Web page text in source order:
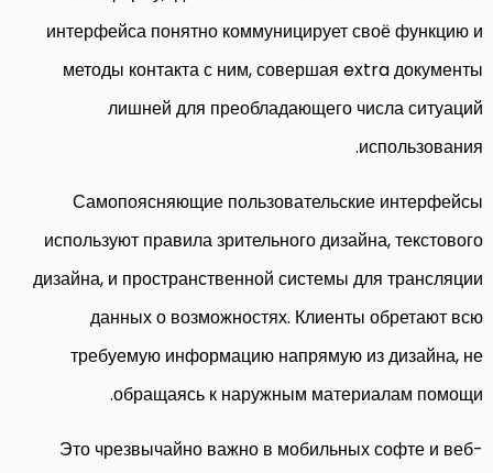
интерфейса понятно коммуницирует своё функцию и
методы контакта с ним, совершая extra документы
лишней для преобладающего числа ситуаций
использования.
Самопоясняющие пользовательские интерфейсы
используют правила зрительного дизайна, текстового
дизайна, и пространственной системы для трансляции
данных о возможностях. Клиенты обретают всю
требуемую информацию напрямую из дизайна, не
обращаясь к наружным материалам помощи.
Это чрезвычайно важно в мобильных софте и веб-